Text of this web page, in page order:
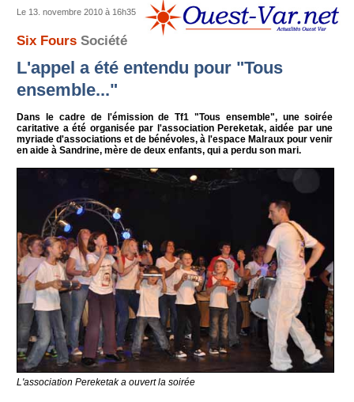
Le 13. novembre 2010 à 16h35
Six FoursSociété
L'appel a été entendu pour "Tous
ensemble..."
Dans le cadre de l'émission de Tf1 "Tous ensemble", une soirée
caritative a été organisée par l'association Pereketak, aidée par une
myriade d'associations et de bénévoles, à l'espace Malraux pour venir
en aide à Sandrine, mère de deux enfants, qui a perdu son mari.
L'association Pereketak a ouvert la soirée